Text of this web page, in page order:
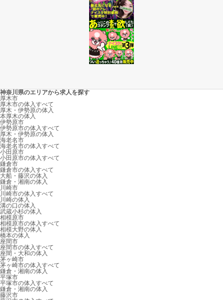
神奈川県のエリアから求人を探す
厚木市
厚木市の体入すべて
厚木・伊勢原の体入
本厚木の体入
伊勢原市
伊勢原市の体入すべて
厚木・伊勢原の体入
海老名市
海老名市の体入すべて
小田原市
小田原市の体入すべて
鎌倉市
鎌倉市の体入すべて
大船・藤沢の体入
鎌倉・湘南の体入
川崎市
川崎市の体入すべて
川崎の体入
溝の口の体入
武蔵小杉の体入
相模原市
相模原市の体入すべて
相模大野の体入
橋本の体入
座間市
座間市の体入すべて
座間・大和の体入
茅ヶ崎市
茅ヶ崎市の体入すべて
鎌倉・湘南の体入
平塚市
平塚市の体入すべて
鎌倉・湘南の体入
藤沢市